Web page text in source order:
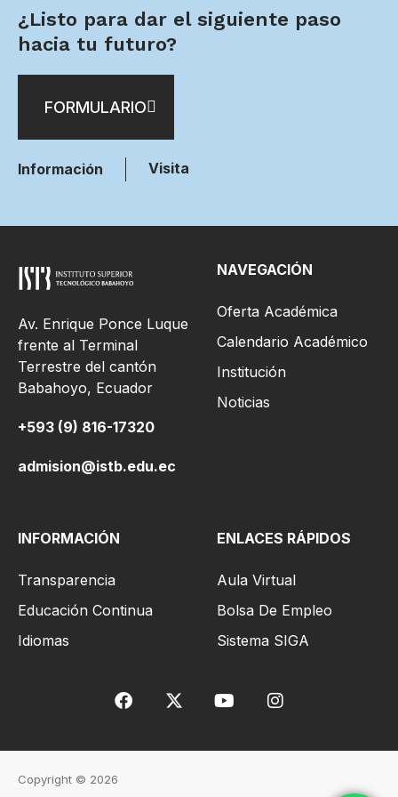
¿Listo para dar el siguiente paso
hacia tu futuro?
FORMULARIO
Información Visita
Av. Enrique Ponce Luque
frente al Terminal
Terrestre del cantón
Babahoyo, Ecuador
+593 (9) 816-17320
admision@istb.edu.ec
NAVEGACIÓN
Oferta Académica
Calendario Académico
Institución
Noticias
INFORMACIÓN
Transparencia
Educación Continua
Idiomas
ENLACES RÁPIDOS
Aula Virtual
Bolsa De Empleo
Sistema SIGA
Copyright © 2026